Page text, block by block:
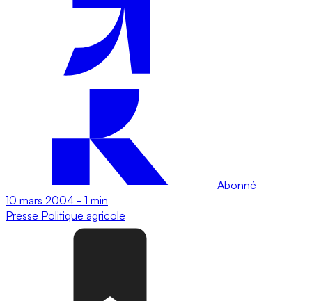
Abonné
10 mars 2004 - 1 min
Presse Politique agricole